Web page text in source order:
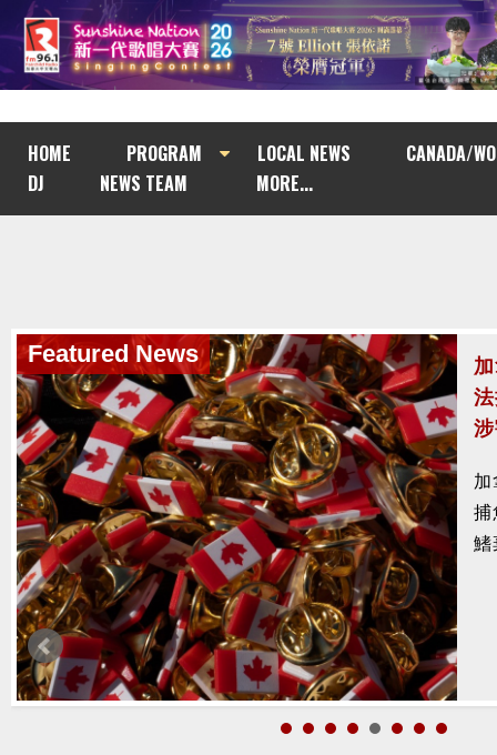
HOME PROGRAM LOCAL NEWS
CANADA/
DJ
NEWS TEAM MORE...
Featured News
暑
醫